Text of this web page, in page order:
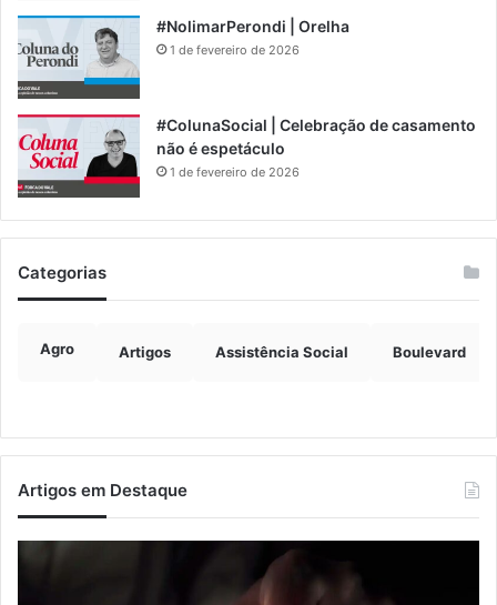
#NolimarPerondi | Orelha
1 de fevereiro de 2026
#ColunaSocial | Celebração de casamento
não é espetáculo
1 de fevereiro de 2026
Categorias
Agro Artigos Assistência Social Boulevard
Artigos em Destaque